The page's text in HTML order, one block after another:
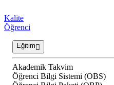
Kalite
Öğrenci
Eğitim
Akademik Takvim
Öğrenci Bilgi Sistemi (OBS)